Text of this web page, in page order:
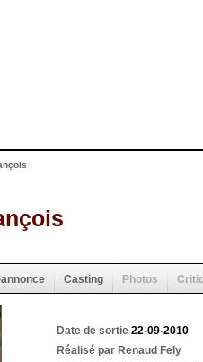
Casting Photos
Date de sortie 22-09-2010
Réalisé par Renaud Fely